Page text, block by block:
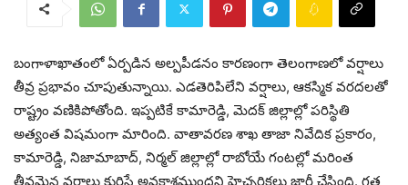
బంగాళాఖాతంలో ఏర్పడిన అల్పపీడనం కారణంగా తెలంగాణలో వర్షాలు
తీవ్ర ప్రభావం చూపుతున్నాయి. ఎడతెరిపిలేని వర్షాలు, ఆకస్మిక వరదలతో
రాష్ట్రం వణికిపోతోంది. ఇప్పటికే కామారెడ్డి, మెదక్ జిల్లాల్లో పరిస్థితి
అత్యంత విషమంగా మారింది. వాతావరణ శాఖ తాజా నివేదిక ప్రకారం,
కామారెడ్డి, నిజామాబాద్, నిర్మల్ జిల్లాల్లో రాబోయే గంటల్లో మరింత
తీవ్రమైన వర్షాలు కురిసే అవకాశముందని హెచ్చరికలు జారీ చేసింది. గత